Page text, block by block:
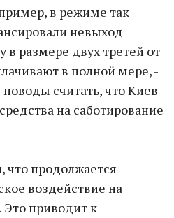
в режиме так
невыход
в размере двух третей от
в полной мере, -
считать, что Киев
на саботирование
что продолжается
воздействие на
Это приводит к